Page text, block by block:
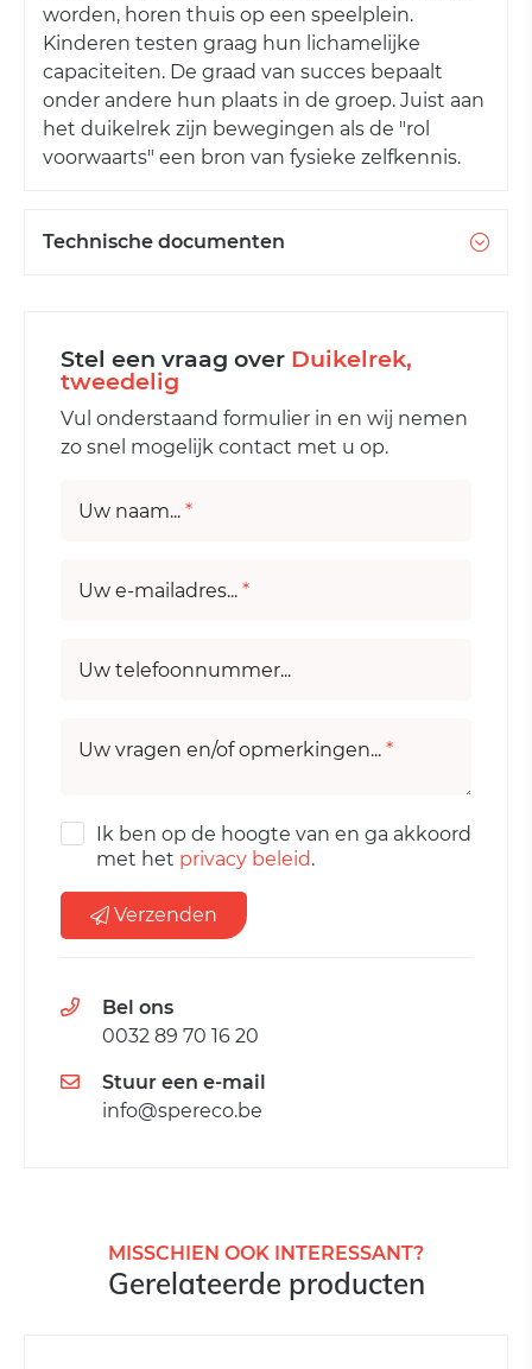
worden, horen thuis op een speelplein.
Kinderen testen graag hun lichamelijke
capaciteiten. De graad van succes bepaalt
onder andere hun plaats in de groep. Juist aan
het duikelrek zijn bewegingen als de "rol
voorwaarts" een bron van fysieke zelfkennis.
Technische documenten
Stel een vraag over Duikelrek,
tweedelig
Vul onderstaand formulier in en wij nemen
zo snel mogelijk contact met u op.
Uw naam... *
Uw e-mailadres... *
Uw telefoonnummer...
Uw vragen en/of opmerkingen... *
Ik ben op de hoogte van en ga akkoord
met het privacy beleid.
Verzenden
Bel ons
0032 89 70 16 20
Stuur een e-mail
info@spereco.be
MISSCHIEN OOK INTERESSANT?
Gerelateerde producten